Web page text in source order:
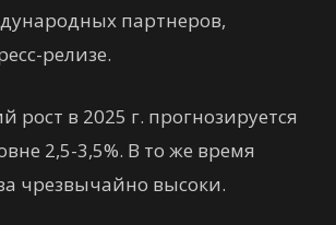
партнеров,
релизе.
рост в 2025 г. прогнозируется
2,5-3,5%. В то же время
чрезвычайно высоки.